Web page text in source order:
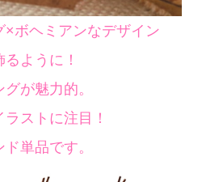
ボヘミアンなデザイン
ように！
が魅力的。
ストに注目！
単品です。